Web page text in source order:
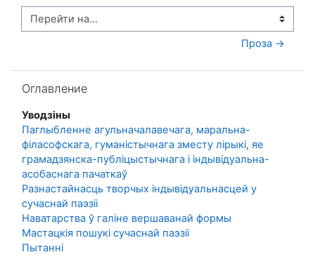
Перейти на...
Проза →
Оглавление
Уводзіны
Паглыбленне агульначалавечага, маральна-
філасофскага, гуманістычнага зместу лірыкі, яе
грамадзянска-публіцыстычнага і індывідуальна-
асобаснага пачаткаў
Разнастайнасць творчых індывідуальнасцей у
сучаснай паэзіі
Наватарства ў галіне вершаванай формы
Мастацкія пошукі сучаснай паэзіі
Пытанні